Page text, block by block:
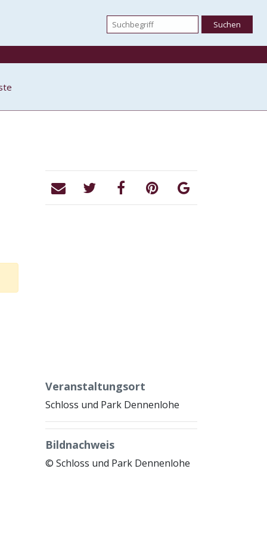
Veranstaltungsort
Schloss und Park Dennenlohe
Bildnachweis
© Schloss und Park Dennenlohe